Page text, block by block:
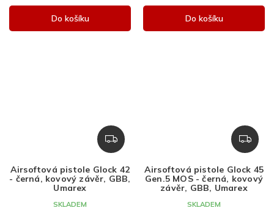
Do košíku Do košíku
Z
D
R
Airsoftová pistole Glock 42
- černá, kovový závěr, GBB,
Umarex
SKLADEM
Z
D
R
M
Airsoftová pistole Glock 45
Gen.5 MOS - černá, kovový
závěr, GBB, Umarex
SKLADEM